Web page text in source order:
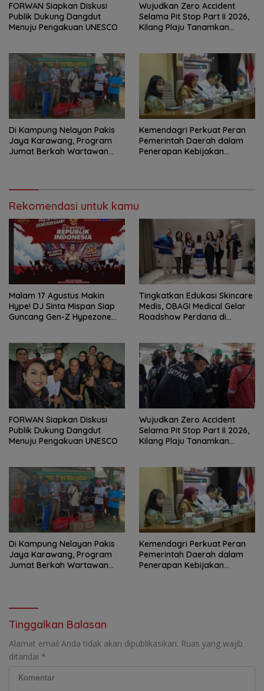
FORWAN Siapkan Diskusi
Publik Dukung Dangdut
Menuju Pengakuan UNESCO
Wujudkan Zero Accident
Selama Pit Stop Part II 2026,
Kilang Plaju Tanamkan
Di Kampung Nelayan Pakis
Jaya Karawang, Program
Jumat Berkah Wartawan
Kemendagri Perkuat Peran
Pemerintah Daerah dalam
Penerapan Kebijakan
Rekomendasi untuk kamu
Malam 17 Agustus Makin
Hype! DJ Sinta Mispan Siap
Guncang Gen-Z Hypezone
Tingkatkan Edukasi Skincare
Medis, OBAGI Medical Gelar
Roadshow Perdana di
FORWAN Siapkan Diskusi
Publik Dukung Dangdut
Menuju Pengakuan UNESCO
Wujudkan Zero Accident
Selama Pit Stop Part II 2026,
Kilang Plaju Tanamkan
Di Kampung Nelayan Pakis
Jaya Karawang, Program
Jumat Berkah Wartawan
Kemendagri Perkuat Peran
Pemerintah Daerah dalam
Penerapan Kebijakan
Tinggalkan Balasan
Alamat email Anda tidak akan dipublikasikan. Ruas yang wajib
ditandai *